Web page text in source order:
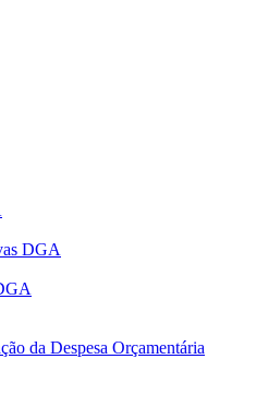
DGA
da Despesa Orçamentária